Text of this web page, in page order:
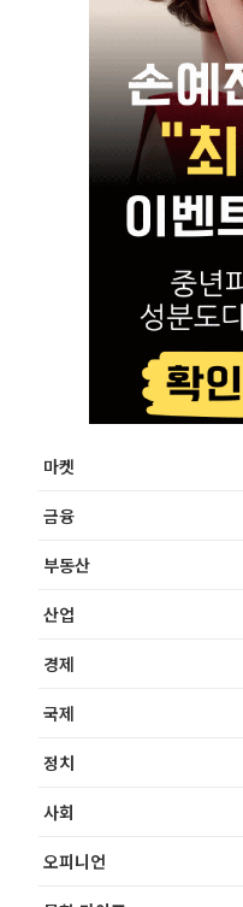
마켓
금융
부동산
산업
경제
국제
정치
사회
오피니언